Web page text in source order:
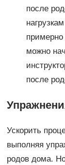
после
примерно
можно
после
Ускорить
выполняя
родов дома.